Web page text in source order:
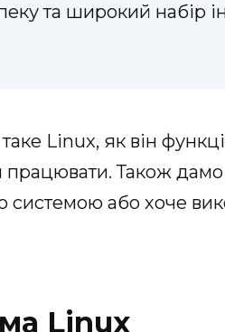
та широкий набір
Linux, як він
працювати. Також
або хоче
Linux